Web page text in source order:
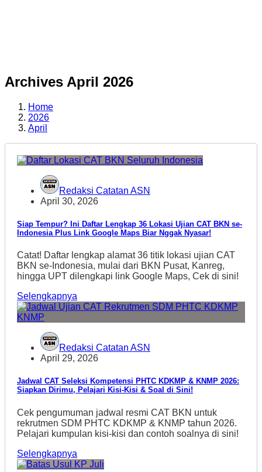
Archives April 2026
Home
2026
April
Redaksi Catatan ASN
April 30, 2026
Siap Tempur? Ini Daftar Lengkap 36 Lokasi Ujian CAT BKN se-
Indonesia Plus Link Google Maps Biar Nggak Nyasar!
Catat! Daftar lengkap alamat 36 titik lokasi ujian CAT
BKN se-Indonesia, mulai dari BKN Pusat, Kanreg,
hingga UPT dilengkapi link Google Maps, Cek di sini!
Selengkapnya
Redaksi Catatan ASN
April 29, 2026
Jadwal CAT Seleksi Kompetensi PHTC KDKMP & KNMP 2026:
Siapkan Dirimu, Pelajari Kisi-Kisi & Soal di Sini!
Cek pengumuman jadwal resmi CAT BKN untuk
rekrutmen SDM PHTC KDKMP & KNMP tahun 2026.
Pelajari kumpulan kisi-kisi dan contoh soalnya di sini!
Selengkapnya